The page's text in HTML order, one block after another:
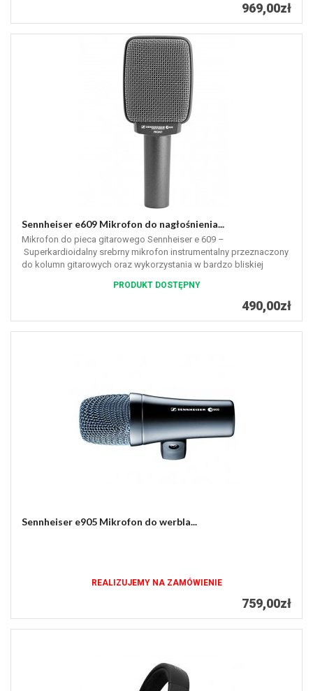
969,00zł
Sennheiser e609 Mikrofon do nagłośnienia...
Mikrofon do pieca gitarowego Sennheiser e 609 –
Superkardioidalny srebrny mikrofon instrumentalny przeznaczony
do kolumn gitarowych oraz wykorzystania w bardzo bliskiej
PRODUKT DOSTĘPNY
490,00zł
Sennheiser e905 Mikrofon do werbla...
REALIZUJEMY NA ZAMÓWIENIE
759,00zł